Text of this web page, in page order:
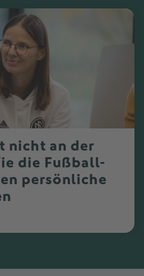
nicht an der
die Fußball-
persönliche